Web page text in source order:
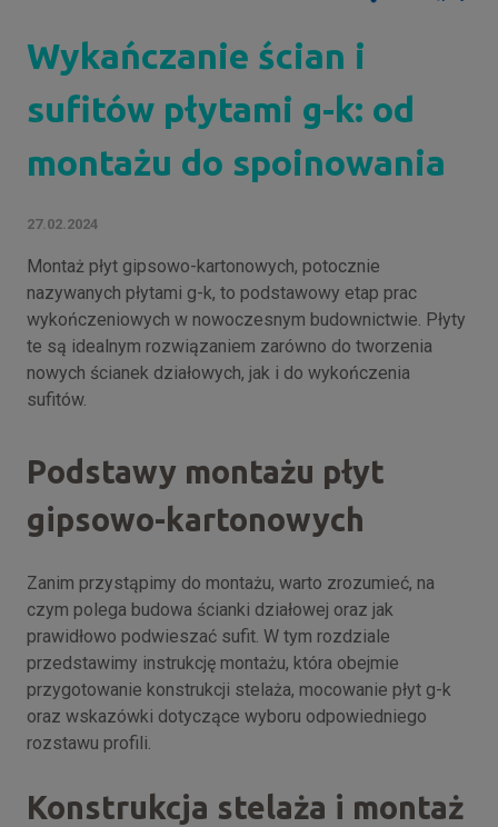
Wykańczanie ścian i
sufitów płytami g-k: od
montażu do spoinowania
27.02.2024
Montaż płyt gipsowo-kartonowych, potocznie
nazywanych płytami g-k, to podstawowy etap prac
wykończeniowych w nowoczesnym budownictwie. Płyty
te są idealnym rozwiązaniem zarówno do tworzenia
nowych ścianek działowych, jak i do wykończenia
sufitów.
Podstawy montażu płyt
gipsowo-kartonowych
Zanim przystąpimy do montażu, warto zrozumieć, na
czym polega budowa ścianki działowej oraz jak
prawidłowo podwieszać sufit. W tym rozdziale
przedstawimy instrukcję montażu, która obejmie
przygotowanie konstrukcji stelaża, mocowanie płyt g-k
oraz wskazówki dotyczące wyboru odpowiedniego
rozstawu profili.
Konstrukcja stelaża i montaż